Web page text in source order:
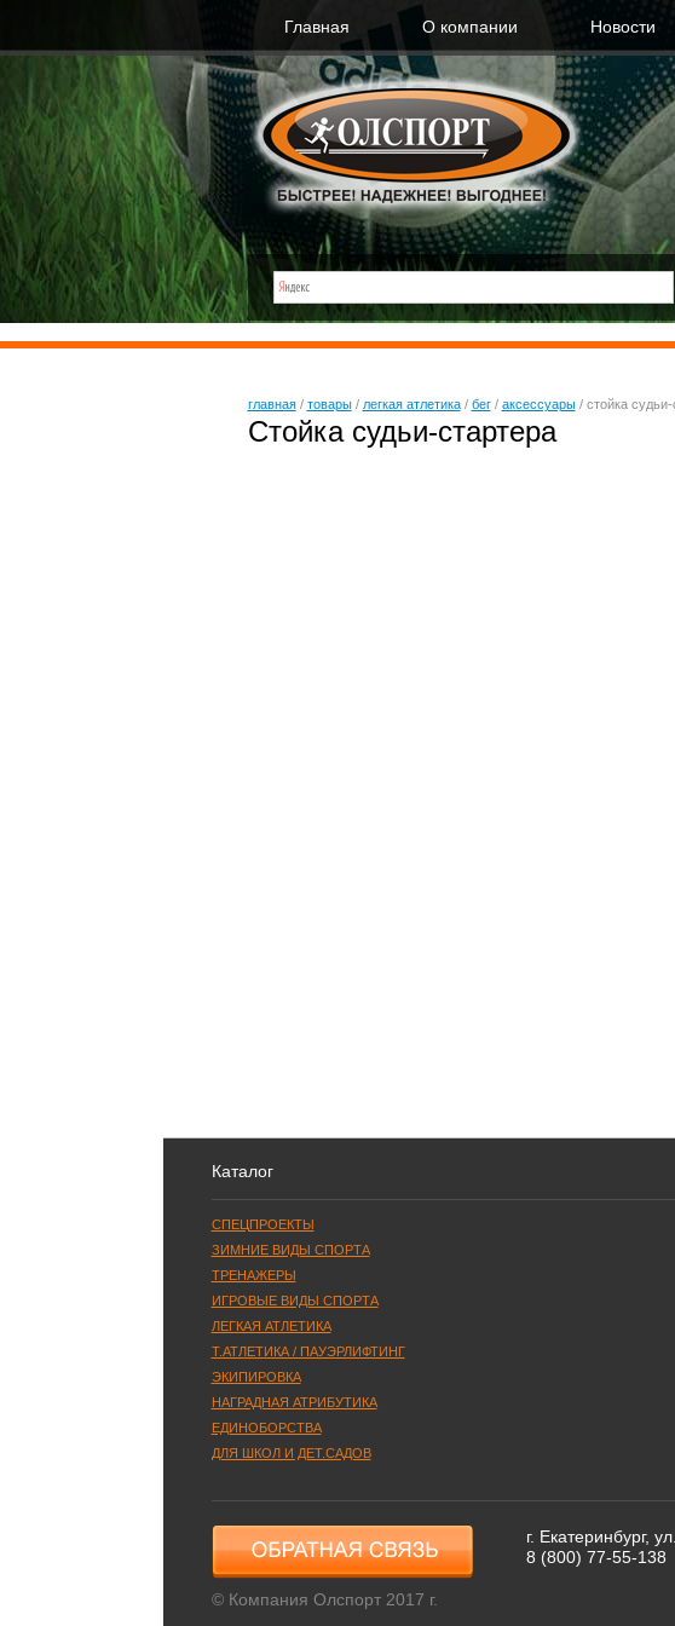
Главная О компании Новости
главная/ товары/ легкая атлетика/ бег/ аксессуары/ стойка судьи-
Стойка судьи-стартера
Каталог
СПЕЦПРОЕКТЫ
ЗИМНИЕ ВИДЫ СПОРТА
ТРЕНАЖЕРЫ
ИГРОВЫЕ ВИДЫ СПОРТА
ЛЕГКАЯ АТЛЕТИКА
Т.АТЛЕТИКА / ПАУЭРЛИФТИНГ
ЭКИПИРОВКА
НАГРАДНАЯ АТРИБУТИКА
ЕДИНОБОРСТВА
ДЛЯ ШКОЛ И ДЕТ.САДОВ
© Компания Олспорт 2017 г.
г. Екатеринбург,
8 (800) 77-55-138